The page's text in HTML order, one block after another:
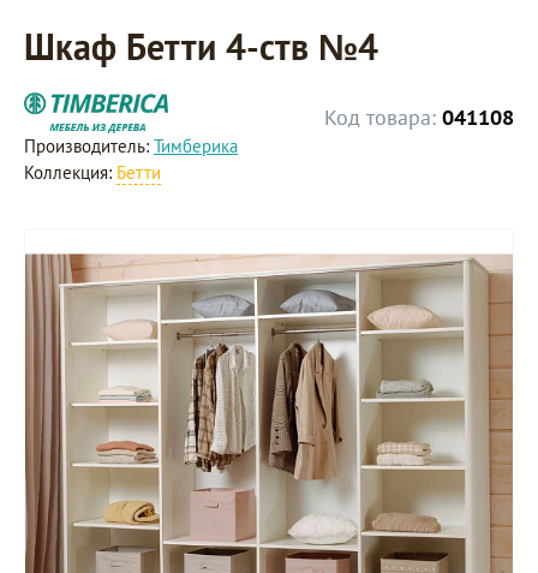
Шкаф Бетти 4-ств №4
Код товара: 041108
Производитель: Тимберика
Коллекция: Бетти